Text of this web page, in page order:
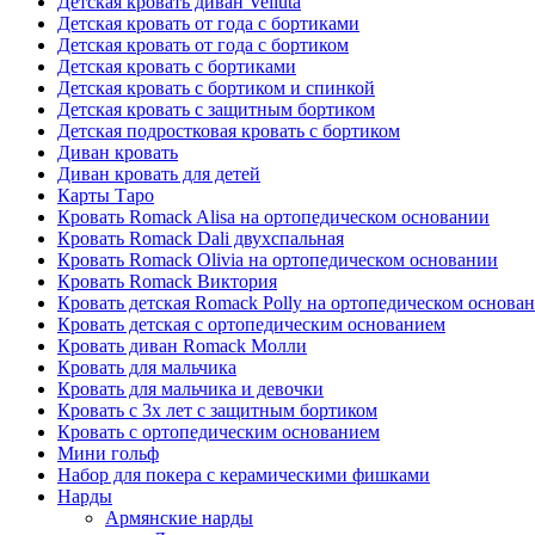
Детская кровать от года с бортиками
Детская кровать от года с бортиком
Детская кровать с бортиками
Детская кровать с бортиком и спинкой
Детская кровать с защитным бортиком
Детская подростковая кровать с бортиком
Диван кровать
Диван кровать для детей
Карты Таро
Кровать Romack Alisa на ортопедическом основании
Кровать Romack Dali двухспальная
Кровать Romack Olivia на ортопедическом основании
Кровать Romack Виктория
Кровать детская Romack Polly на ортопедическом
Кровать детская с ортопедическим основанием
Кровать диван Romack Молли
Кровать для мальчика
Кровать для мальчика и девочки
Кровать с 3х лет с защитным бортиком
Кровать с ортопедическим основанием
Мини гольф
Набор для покера с керамическими фишками
Нарды
Армянские нарды